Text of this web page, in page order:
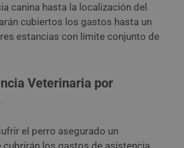
canina hasta la localización del
cubiertos los gastos hasta un
estancias con límite conjunto de
Veterinaria por
el perro asegurado un